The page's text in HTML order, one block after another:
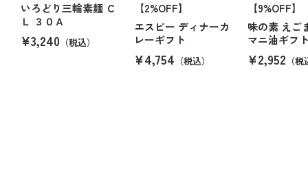
いろどり三輪素麺 Ｃ
Ｌ ３０Ａ
¥3,240 （税込）
【2%OFF】
エスビー ディナーカ
レーギフト
¥4,754 （税込）
【9%OFF】
味の素 えご
マニ油ギフ
¥2,952 （